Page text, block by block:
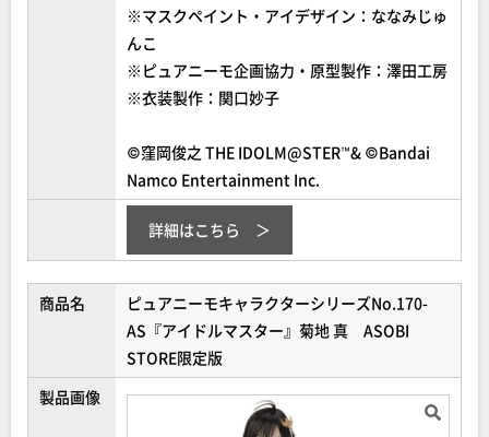
※マスクペイント・アイデザイン：ななみじゅ
んこ
※ピュアニーモ企画協力・原型製作：澤田工房
※衣装製作：関口妙子
©窪岡俊之 THE IDOLM@STER™& ©Bandai
Namco Entertainment Inc.
詳細はこちら
商品名
ピュアニーモキャラクターシリーズNo.170-
AS『アイドルマスター』菊地 真 ASOBI
STORE限定版
製品画像